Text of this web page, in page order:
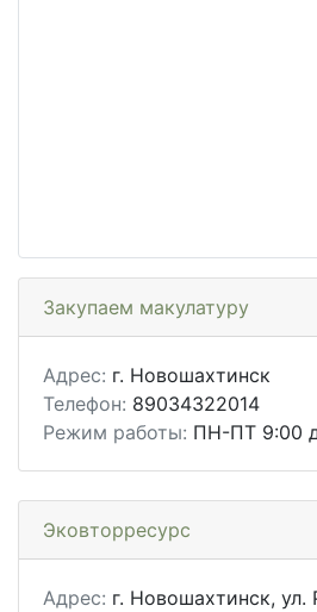
Закупаем макулатуру
Адрес: г. Новошахтинск
Телефон: 89034322014
Режим работы: ПН-ПТ 9:00
Эковторресурс
Адрес: г. Новошахтинск, ул.